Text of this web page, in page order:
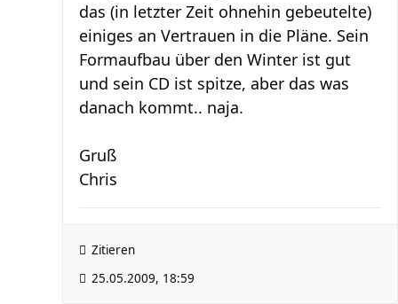
das (in letzter Zeit ohnehin gebeutelte)
einiges an Vertrauen in die Pläne. Sein
Formaufbau über den Winter ist gut
und sein CD ist spitze, aber das was
danach kommt.. naja.
Gruß
Chris
Zitieren
25.05.2009, 18:59